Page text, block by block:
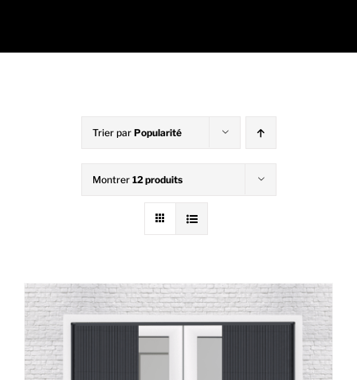
Trier par Popularité
Montrer 12 produits